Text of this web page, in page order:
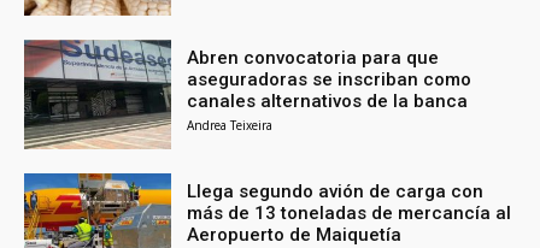
Abren convocatoria para que
aseguradoras se inscriban como
canales alternativos de la banca
Andrea Teixeira
Llega segundo avión de carga con
más de 13 toneladas de mercancía al
Aeropuerto de Maiquetía